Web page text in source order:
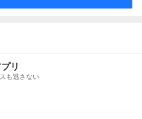
リ
も逃さない